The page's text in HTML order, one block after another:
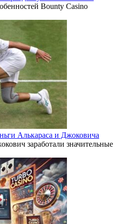
Bounty Casino
Алькараса и Джоковича
заработали значительные